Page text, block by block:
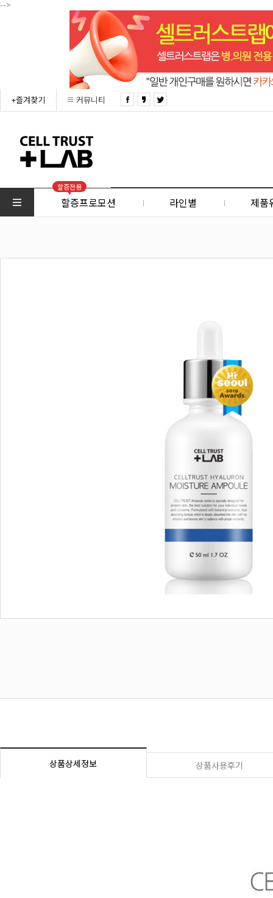
-->
+즐겨찾기 커뮤니티
할증전용
할증프로모션 라인별 제품
상품상세정보 상품사용후기